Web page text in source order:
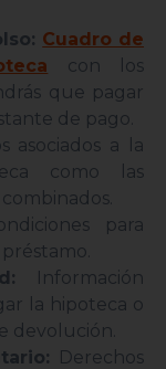
Cuadro de
con los
que pagar
de pago.
asociados a la
como las
para
Información
la hipoteca o
devolución.
Derechos